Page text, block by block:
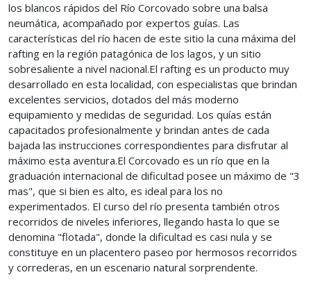
los blancos rápidos del Río Corcovado sobre una balsa
neumática, acompañado por expertos guías. Las
características del río hacen de este sitio la cuna máxima del
rafting en la región patagónica de los lagos, y un sitio
sobresaliente a nivel nacional.El rafting es un producto muy
desarrollado en esta localidad, con especialistas que brindan
excelentes servicios, dotados del más moderno
equipamiento y medidas de seguridad. Los quías están
capacitados profesionalmente y brindan antes de cada
bajada las instrucciones correspondientes para disfrutar al
máximo esta aventura.El Corcovado es un río que en la
graduación internacional de dificultad posee un máximo de "3
mas", que si bien es alto, es ideal para los no
experimentados. El curso del río presenta también otros
recorridos de niveles inferiores, llegando hasta lo que se
denomina "flotada", donde la dificultad es casi nula y se
constituye en un placentero paseo por hermosos recorridos
y correderas, en un escenario natural sorprendente.